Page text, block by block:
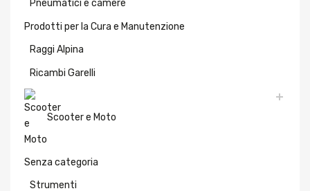
Pneumatici e camere
Prodotti per la Cura e Manutenzione
Raggi Alpina
Ricambi Garelli
Scooter e Moto
Senza categoria
Strumenti